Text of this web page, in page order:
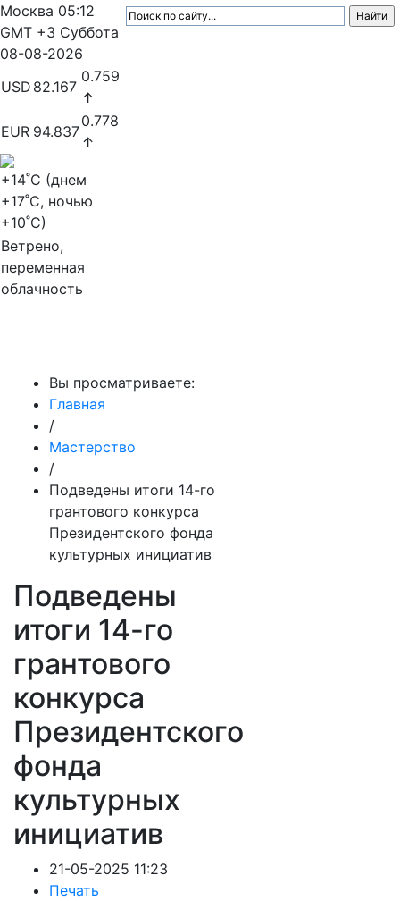
Москва 05:12
GMT +3 Суббота
08-08-2026
USD 82.167
0.759
↑
EUR 94.837
0.778
↑
+14˚C (днем
+17˚C, ночью
+10˚C)
Ветрено,
переменная
облачность
Вы просматриваете:
Главная
/
Мастерство
/
Подведены итоги 14-го
грантового конкурса
Президентского фонда
культурных инициатив
Подведены
итоги 14-го
грантового
конкурса
Президентского
фонда
культурных
инициатив
21-05-2025 11:23
Печать